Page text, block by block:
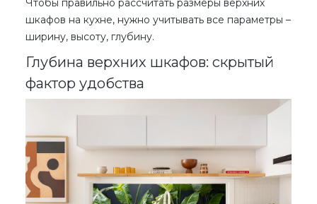
шкафов на кухне, нужно учитывать все параметры –
ширину, высоту, глубину.
Глубина верхних шкафов: скрытый
фактор удобства